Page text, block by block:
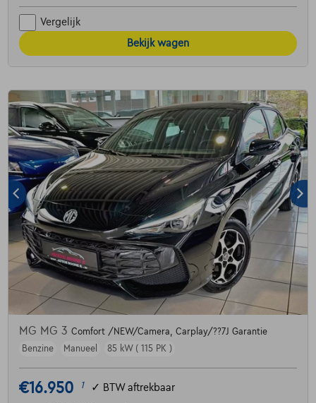
Vergelijk
Bekijk wagen
MG MG 3 Comfort /NEW/Camera, Carplay/??7J Garantie
Benzine
Manueel 85 kW ( 115 PK )
€16.950 1 ✓ BTW aftrekbaar